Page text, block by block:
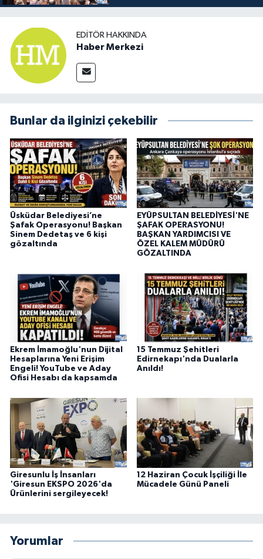
EDITÖR HAKKINDA
Haber Merkezi
Bunlar da ilginizi çekebilir
Üsküdar Belediyesi’ne
Şafak Operasyonu! Başkan
Sinem Dedetaş ve 6 kişi
gözaltında
EYÜPSULTAN BELEDİYESİ'NE
ŞAFAK OPERASYONU!
BAŞKAN YARDIMCISI VE
ÖZEL KALEM MÜDÜRÜ
GÖZALTINDA
Ekrem İmamoğlu'nun Dijital
Hesaplarına Yeni Erişim
Engeli! YouTube ve Aday
Ofisi Hesabı da kapsamda
15 Temmuz Şehitleri
Edirnekapı'nda Dualarla
Anıldı!
Giresunlu İş İnsanları
'Giresun EKSPO 2026'da
Ürünlerini sergileyecek!
12 Haziran Çocuk İşçiliği İle
Mücadele Günü Paneli
Yorumlar